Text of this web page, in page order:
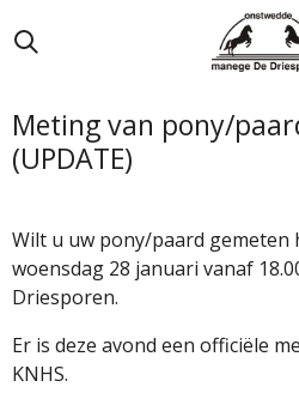
direct
de
hoofdinhoud
Meting van pony/
(UPDATE)
Wilt u uw pony/paard gemeten
woensdag 28 januari vanaf
Driesporen.
Er is deze avond een officiële
KNHS.